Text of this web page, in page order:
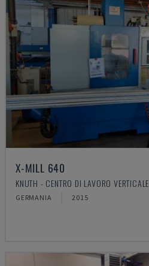
X-MILL 640
KNUTH - CENTRO DI LAVORO VERTICALE
GERMANIA 2015